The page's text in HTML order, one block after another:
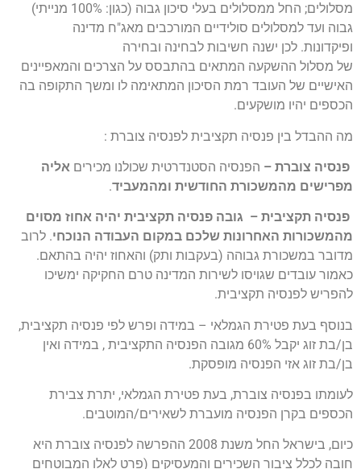
מסלולים; החל ממסלולים בעלי סיכון גבוה (כגון: 100% מנייתי)
גבוה ועד למסלולים סולידיים המורכבים מאג"ח מדינה
ופיקדונות. לכן ישנה חשיבות לבחינה ובחירה
של מסלול ההשקעה המתאים בהתבסס על הצרכים והמאפיינים
האישיים של העובד רמת הסיכון המתאימה לו ומשך התקופה בה
הכספים יהיו מושקעים.
מה ההבדל בין פנסיה תקציבית לפנסיה צוברת :
פנסיה צוברת – הפנסיה הסטנדרטית שכולנו מכירים אליה
מפרישים מהמשכורת החודשית ומהמעביד.
פנסיה תקציבית – גובה פנסיה תקציבית יהיה אחוז מסוים
מהמשכורות האחרונות שלכם במקום העבודה הנוכחי. לרוב
מדובר במשכורת גבוהה (בעקבות ותק) והאחוז יהיה בהתאם.
כאמור עובדים שגויסו לשירות המדינה טרם החקיקה ימשיכו
להפריש לפנסיה תקציבית.
בנוסף בעת פטירת הגמלאי – במידה ופרש לפי פנסיה תקציבית,
בן/בת זוג יקבל 60% מגובה הפנסיה התקציבית , במידה ואין
בן/בת זוג אזי הפנסיה מופסקת.
לעומתו בפנסיה צוברת, בעת פטירת הגמלאי, יתרת צבירת
הכספים בקרן הפנסיה מועברת לשאירים/המוטבים.
כיום, בישראל החל משנת 2008 ההפרשה לפנסיה צוברת היא
חובה לכלל ציבור השכירים והמעסיקים (פרט לאלו המבוטחים